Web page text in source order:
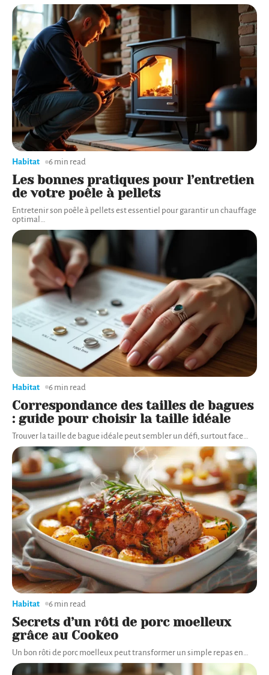
Les bonnes pratiques pour l’entretien
de votre poêle à pellets
Entretenir son poêle à pellets est essentiel pour garantir un chauffage
optimal …
Habitat 6 min read
Correspondance des tailles de bagues
: guide pour choisir la taille idéale
Trouver la taille de bague idéale peut sembler un défi, surtout face
Habitat 6 min read
Secrets d’un rôti de porc moelleux
grâce au Cookeo
Un bon rôti de porc moelleux peut transformer un simple repas en
Habitat 6 min read